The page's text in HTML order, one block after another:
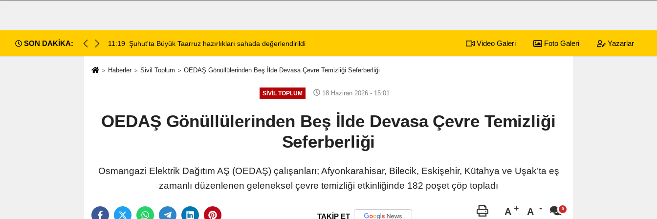
SON DAKİKA:
değerlendirildi 11:18 Afyon Cenaze İlanları: 7 Ağustos 2026 Cuma Defin Bilgileri Açıklandı Dinar'da beş gün sürecek festival programı açıklandı 01:17
Video Galeri Foto Galeri Yazarlar
Haberler Sivil Toplum OEDAŞ Gönüllülerinden Beş İlde Devasa Çevre Temizliği Seferberliği
SIVIL TOPLUM 18 Haziran 2026 - 15:01
OEDAŞ Gönüllülerinden Beş İlde Devasa Çevre Temizliği
Seferberliği
Osmangazi Elektrik Dağıtım AŞ (OEDAŞ) çalışanları; Afyonkarahisar, Bilecik, Eskişehir, Kütahya ve Uşak’ta eş
zamanlı düzenlenen geleneksel çevre temizliği etkinliğinde 182 poşet çöp topladı
TAKİP ET A A